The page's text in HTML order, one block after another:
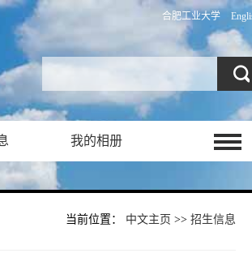
合肥工业大学
我的相册
当前位置： 中文主页 >> 招生信息